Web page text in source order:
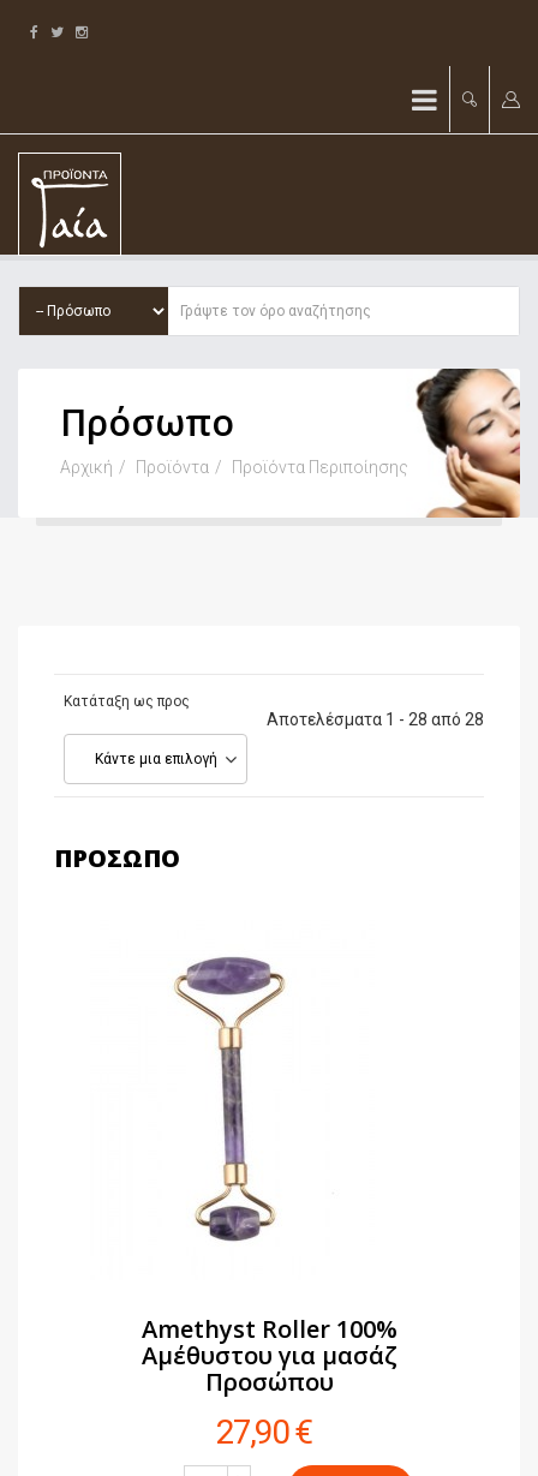
Πρόσωπο
Αρχική Προϊόντα Προϊόντα Περιποίησης
Κατάταξη ως προς
Κάντε μια επιλογή
Αποτελέσματα 1 - 28 από 28
ΠΡΌΣΩΠΟ
Amethyst Roller 100%
Αμέθυστου για μασάζ
Προσώπου
27,90 €